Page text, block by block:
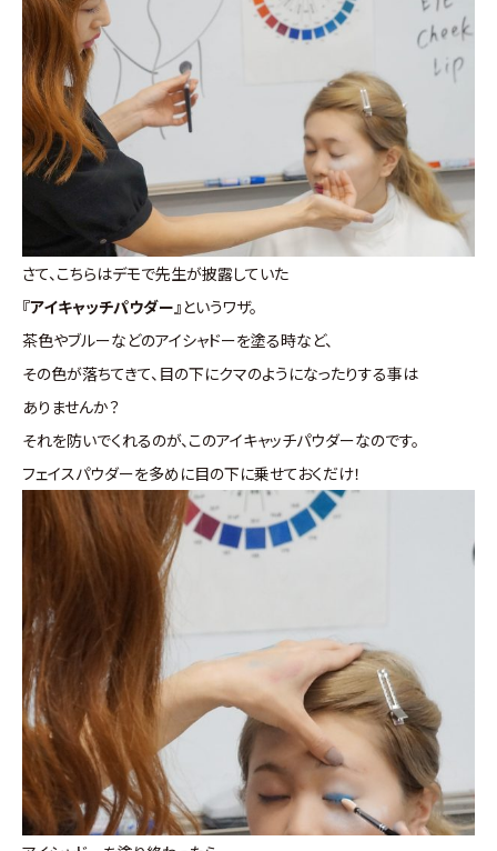
さて、こちらはデモで先生が披露していた
『アイキャッチパウダー』というワザ。
茶色やブルーなどのアイシャドーを塗る時など、
その色が落ちてきて、目の下にクマのようになったりする事は
ありませんか？
それを防いでくれるのが、このアイキャッチパウダーなのです。
フェイスパウダーを多めに目の下に乗せておくだけ！